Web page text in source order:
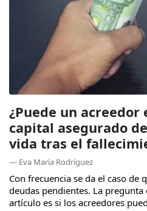
¿Puede un acreedor
capital asegurado
vida tras el
— Eva María Rodríguez
Con frecuencia se da el caso de
deudas pendientes. La
artículo es si los acreedores